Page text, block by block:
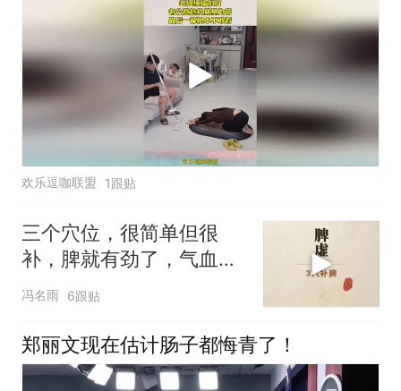
欢乐逗咖联盟 1跟贴
三个穴位，很简单但很
补，脾就有劲了，气血就
涌出来了
冯名雨 6跟贴
郑丽文现在估计肠子都悔青了！